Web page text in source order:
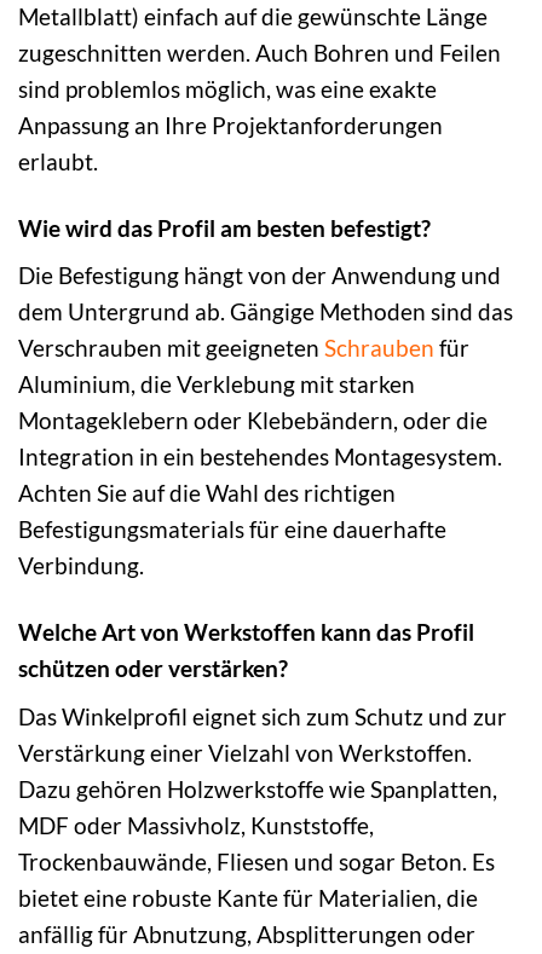
Metallblatt) einfach auf die gewünschte Länge
zugeschnitten werden. Auch Bohren und Feilen
sind problemlos möglich, was eine exakte
Anpassung an Ihre Projektanforderungen
erlaubt.
Wie wird das Profil am besten befestigt?
Die Befestigung hängt von der Anwendung und
dem Untergrund ab. Gängige Methoden sind das
Verschrauben mit geeigneten Schrauben für
Aluminium, die Verklebung mit starken
Montageklebern oder Klebebändern, oder die
Integration in ein bestehendes Montagesystem.
Achten Sie auf die Wahl des richtigen
Befestigungsmaterials für eine dauerhafte
Verbindung.
Welche Art von Werkstoffen kann das Profil
schützen oder verstärken?
Das Winkelprofil eignet sich zum Schutz und zur
Verstärkung einer Vielzahl von Werkstoffen.
Dazu gehören Holzwerkstoffe wie Spanplatten,
MDF oder Massivholz, Kunststoffe,
Trockenbauwände, Fliesen und sogar Beton. Es
bietet eine robuste Kante für Materialien, die
anfällig für Abnutzung, Absplitterungen oder